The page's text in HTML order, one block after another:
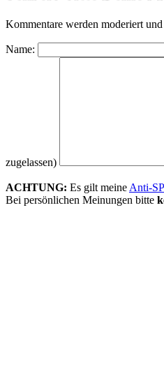
Kommentare werden moderiert
Name:
zugelassen)
ACHTUNG: Es gilt meine Anti-
Bei persönlichen Meinungen bitte